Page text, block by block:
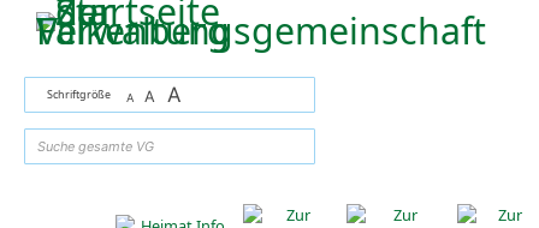
Zum Inhalt,zur Navigationoder
Schriftgröße A A A